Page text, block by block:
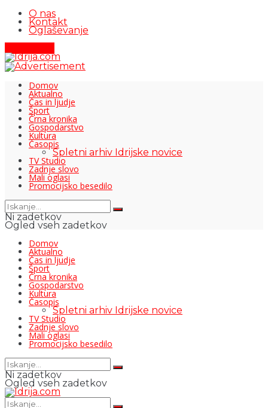
O nas
Kontakt
Oglaševanje
Domov
Aktualno
Čas in ljudje
Šport
Črna kronika
Gospodarstvo
Kultura
Časopis
Spletni arhiv Idrijske novice
TV Studio
Zadnje slovo
Mali oglasi
Promocijsko besedilo
Ni zadetkov
Ogled vseh zadetkov
Domov
Aktualno
Čas in ljudje
Šport
Črna kronika
Gospodarstvo
Kultura
Časopis
Spletni arhiv Idrijske novice
TV Studio
Zadnje slovo
Mali oglasi
Promocijsko besedilo
Ni zadetkov
Ogled vseh zadetkov